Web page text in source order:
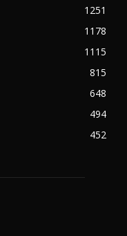
1251
1178
1115
815
648
494
452